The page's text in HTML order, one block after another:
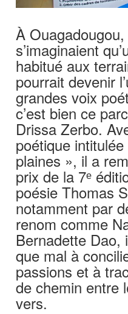
À
s’imaginaient
habitué aux
pourrait devenir
grandes voix
c’est bien ce
Drissa Zerbo.
poétique intitulée
plaines », il a
prix de la 7ᵉ
poésie Thomas
notamment par
renom comme
Bernadette Dao,
que mal à
passions et à
de chemin entre
vers.